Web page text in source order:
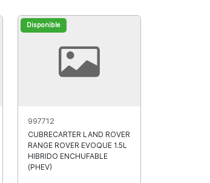
Disponible
997712
CUBRECARTER LAND ROVER
RANGE ROVER EVOQUE 1.5L
HIBRIDO ENCHUFABLE
(PHEV)